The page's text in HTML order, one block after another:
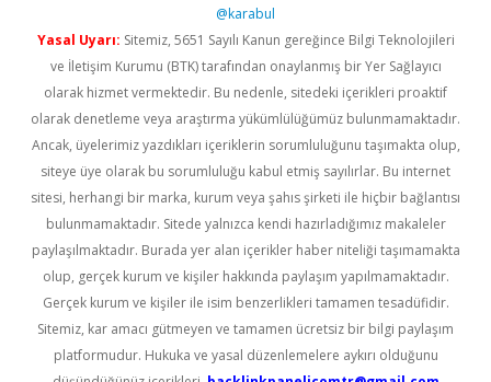
@karabul
Yasal Uyarı: Sitemiz, 5651 Sayılı Kanun gereğince Bilgi Teknolojileri
ve İletişim Kurumu (BTK) tarafından onaylanmış bir Yer Sağlayıcı
olarak hizmet vermektedir. Bu nedenle, sitedeki içerikleri proaktif
olarak denetleme veya araştırma yükümlülüğümüz bulunmamaktadır.
Ancak, üyelerimiz yazdıkları içeriklerin sorumluluğunu taşımakta olup,
siteye üye olarak bu sorumluluğu kabul etmiş sayılırlar. Bu internet
sitesi, herhangi bir marka, kurum veya şahıs şirketi ile hiçbir bağlantısı
bulunmamaktadır. Sitede yalnızca kendi hazırladığımız makaleler
paylaşılmaktadır. Burada yer alan içerikler haber niteliği taşımamakta
olup, gerçek kurum ve kişiler hakkında paylaşım yapılmamaktadır.
Gerçek kurum ve kişiler ile isim benzerlikleri tamamen tesadüfidir.
Sitemiz, kar amacı gütmeyen ve tamamen ücretsiz bir bilgi paylaşım
platformudur. Hukuka ve yasal düzenlemelere aykırı olduğunu